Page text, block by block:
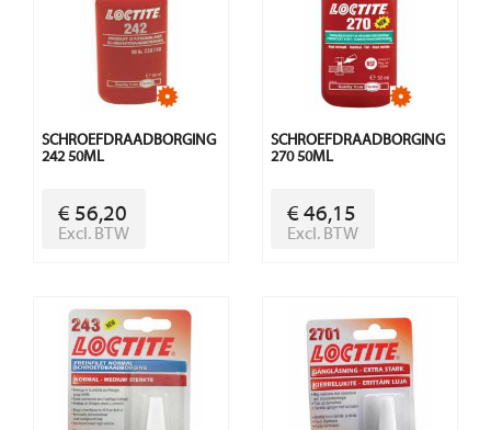
SCHROEFDRAADBORGING
242 50ML
€ 56,20
Excl. BTW
SCHROEFDRAADBORGING
270 50ML
€ 46,15
Excl. BTW